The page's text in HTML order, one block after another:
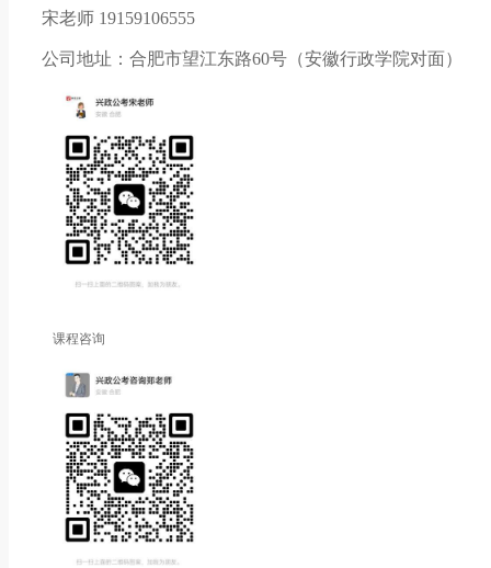
宋老师 19159106555
公司地址：合肥市望江东路60号（安徽行政学院对面）
课程咨询